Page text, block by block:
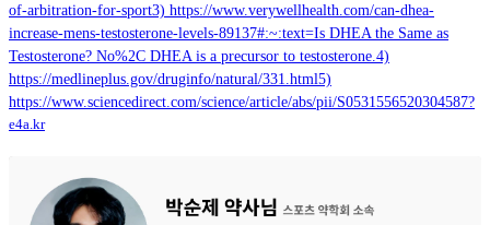
of-arbitration-for-sport3) https://www.verywellhealth.com/can-dhea-
increase-mens-testosterone-levels-89137#:~:text=Is DHEA the Same as
Testosterone? No%2C DHEA is a precursor to testosterone.4)
https://medlineplus.gov/druginfo/natural/331.html5)
https://www.sciencedirect.com/science/article/abs/pii/S0531556520304587?
e4a.kr